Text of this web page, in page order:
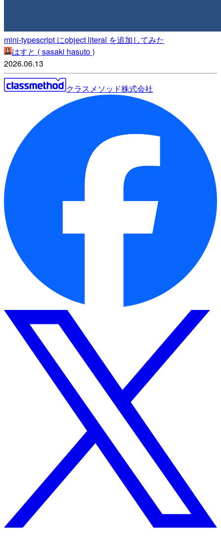
mini-typescript にobject literal を追加してみた
はすと ( sasaki hasuto )
2026.06.13
クラスメソッド株式会社